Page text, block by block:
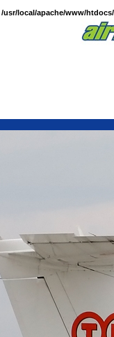
/usr/local/apache/www/